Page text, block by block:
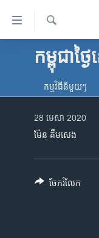
ទៅ​
គេហទំព័រ​
ទាក់ទង
និង​អាមេរិក
ព្រឹត្តិការណ៍ព័ត៌មាន
រក
កម្ពុជាថ្ងៃ
កម្មវិធី​នីមួយៗ
28 មេសា 2020
ម៉ែន គឹមសេង
ចែករំលែក